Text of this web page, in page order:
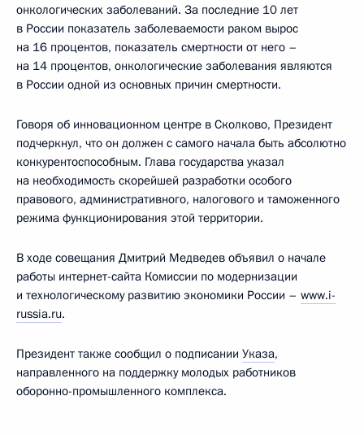
онкологических заболеваний. За последние 10 лет
в России показатель заболеваемости раком вырос
на 16 процентов, показатель смертности от него –
на 14 процентов, онкологические заболевания являются
в России одной из основных причин смертности.
Говоря об инновационном центре в Сколково, Президент
подчеркнул, что он должен с самого начала быть абсолютно
конкурентоспособным. Глава государства указал
на необходимость скорейшей разработки особого
правового, административного, налогового и таможенного
режима функционирования этой территории.
В ходе совещания Дмитрий Медведев объявил о начале
работы интернет-сайта Комиссии по модернизации
и технологическому развитию экономики России – www.i-
russia.ru.
Президент также сообщил о подписании Указа,
направленного на поддержку молодых работников
оборонно-промышленного комплекса.